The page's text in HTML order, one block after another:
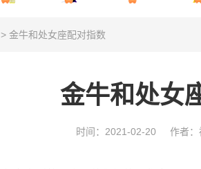
> 金牛和处女座配对指数
金牛和处女
时间：2021-02-20 作者：